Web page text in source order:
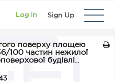
Log In Sign Up
поверху площею
100 частин нежилої
будівлі
які розташовані за
академіка, 23в